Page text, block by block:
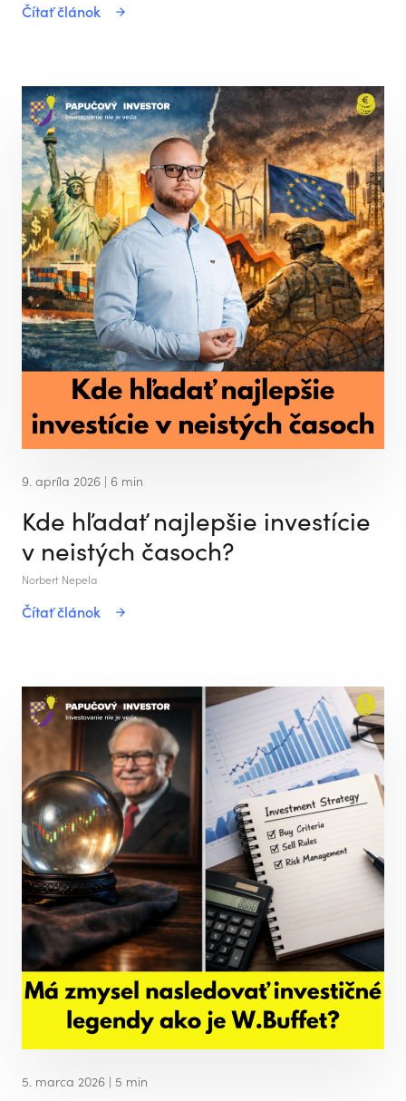
Čítať článok
9. apríla 2026 | 6 min
Kde hľadať najlepšie investície
v neistých časoch?
Norbert Nepela
Čítať článok
5. marca 2026 | 5 min